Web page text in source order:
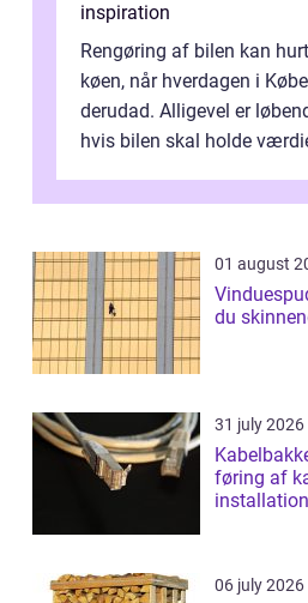
inspiration
Rengøring af bilen kan
køen, når hverdagen i
derudad. Alligevel er
hvis bilen skal holde
01 august
du
31 july 2026
Kabelbakker effektiv og
føring af
06 july 2026